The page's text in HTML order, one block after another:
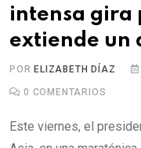
intensa gira
extiende un
PORELIZABETH DÍAZ
0 COMENTARIOS
Este viernes, el